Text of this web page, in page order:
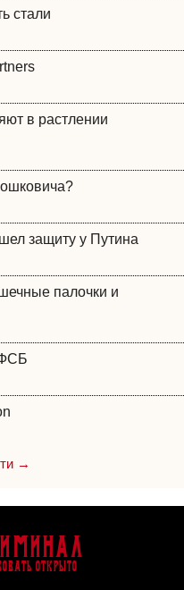
стали
в растлении
защиту у Путина
палочки и
ФСБ
→
открыто